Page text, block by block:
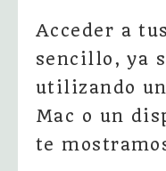
Acceder a
sencillo, ya
utilizando
Mac o un
te